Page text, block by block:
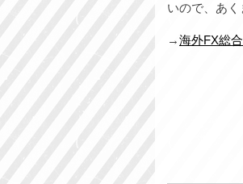
いので、あ
→海外FX総